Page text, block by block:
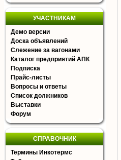
УЧАСТНИКАМ
Демо версии
Доска объявлений
Слежение за вагонами
Каталог предприятий АПК
Подписка
Прайс-листы
Вопросы и ответы
Список должников
Выставки
Форум
СПРАВОЧНИК
Термины Инкотермс